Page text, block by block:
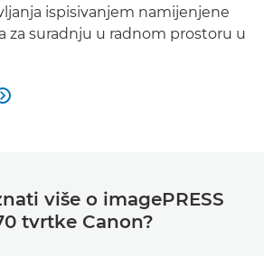
ispisivanjem namijenjene
za suradnju u radnom prostoru u

više o imagePRESS
tvrtke Canon?